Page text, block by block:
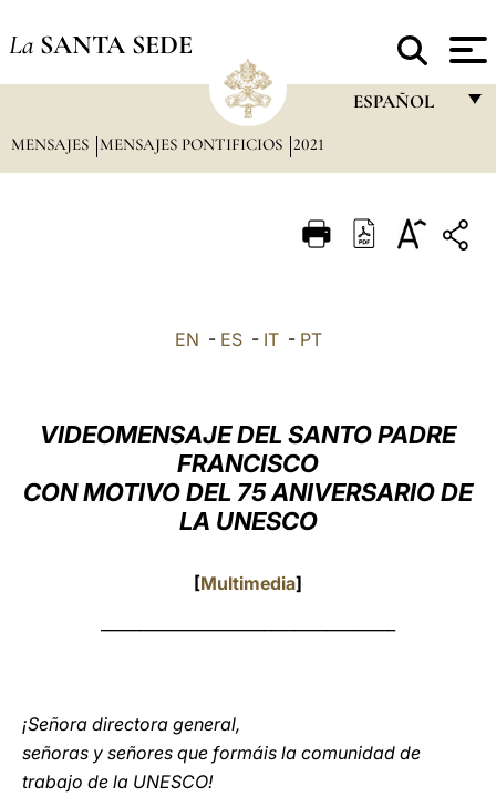
La SANTA SEDE
ESPAÑOL
ITALIANO
العربيّة
中文
MENSAJES MENSAJES PONTIFICIOS 2021
EN - ES- IT- PT
VIDEOMENSAJE DEL SANTO PADRE
FRANCISCO
CON MOTIVO DEL 75 ANIVERSARIO DE
LA UNESCO
[Multimedia]
¡Señora directora general,
señoras y señores que formáis la comunidad de
trabajo de la UNESCO!